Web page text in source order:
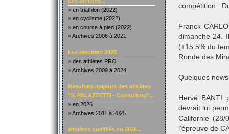
» en triathlon (2022)
» en cyclisme (2022)
» en course à pied (2022)
»Archives 2006 à 2021
Les résultats 2025
» des athlètes PRO
»Archives 2009 à 2024
Résultats majeurs des athlètes
"S. PALAZZETTI - Consulting"...
» en 2026
»Archives 2011 à 2025
Athlètes qualifiés en 2026...
compétition :
Franck
dimanche 24.
(+15.5% du
Ronde des
Quelques
Hervé BANTI
devrait lui
Californie
l’épreuve de